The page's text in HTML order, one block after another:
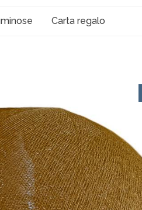
Carta regalo